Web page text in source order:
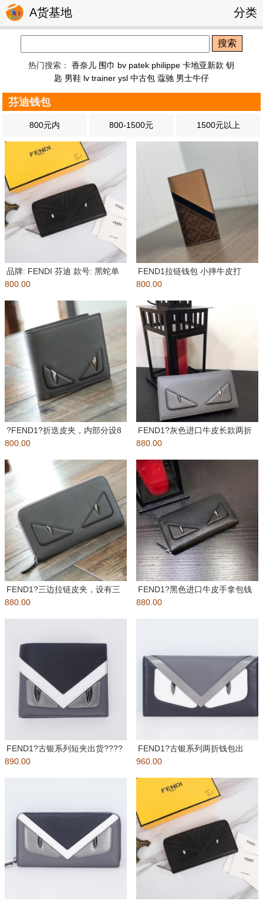
A货基地 分类
搜索
热门搜索：香奈儿 围巾 bv patek philippe 卡地亚新款 钥
匙 男鞋 lv trainer ysl 中古包 蔻驰 男士牛仔
芬迪钱包
800元内 800-1500元 1500元以上
品牌: FENDI 芬迪 款号: 黑蛇单
拉
800.00
FEND1拉链钱包 小摔牛皮打
造，靓丽五金搭配，芬家专属里
800.00
?FEND1?折迭皮夹，内部分设8
个信用卡夹层个2个钞票隔层
800.00
FEND1?灰色进口牛皮长款两折
西装夹钱包男女通用款出货??
880.00
FEND1?三边拉链皮夹，设有三
个接档式隔层。灰色光滑小牛皮
880.00
FEND1?黑色进口牛皮手拿包钱
包男女通用款出货???立体小
880.00
FEND1?古银系列短夹出货????
头层进口?牛皮，里外全皮
890.00
FEND1?古银系列两折钱包出
货????头层进口?牛皮，里外
960.00